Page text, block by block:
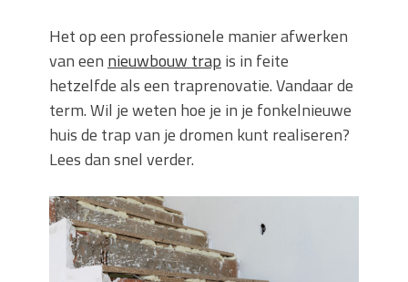
Het op een professionele manier afwerken
van een nieuwbouw trap is in feite
hetzelfde als een traprenovatie. Vandaar de
term. Wil je weten hoe je in je fonkelnieuwe
huis de trap van je dromen kunt realiseren?
Lees dan snel verder.